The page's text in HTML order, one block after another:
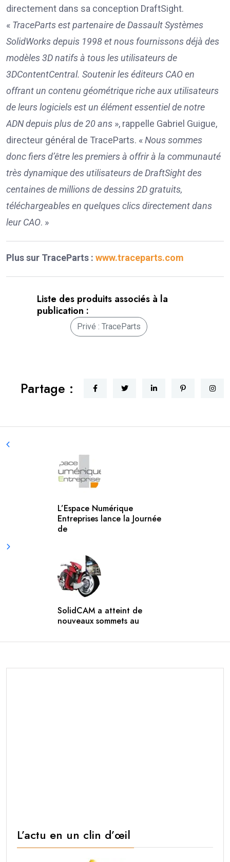
directement dans sa conception DraftSight.
« TraceParts est partenaire de Dassault Systèmes
SolidWorks depuis 1998 et nous fournissons déjà des
modèles 3D natifs à tous les utilisateurs de
3DContentCentral. Soutenir les éditeurs CAO en
offrant un contenu géométrique riche aux utilisateurs
de leurs logiciels est un élément essentiel de notre
ADN depuis plus de 20 ans », rappelle Gabriel Guigue,
directeur général de TraceParts. «Nous sommes
donc fiers d’être les premiers à offrir à la communauté
très dynamique des utilisateurs de DraftSight des
centaines de millions de dessins 2D gratuits,
téléchargeables en quelques clics directement dans
leur CAO. »
Plus sur TraceParts : www.traceparts.com
Liste des produits associés à la
publication :
Privé : TraceParts
Partage :
L’Espace Numérique
Entreprises lance la Journée
de
SolidCAM a atteint de
nouveaux sommets au
L’actu en un clin d’œil